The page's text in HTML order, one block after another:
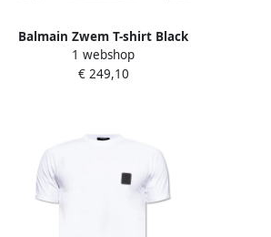
Balmain Zwem T-shirt Black
Heren
1 webshop
€ 249,10